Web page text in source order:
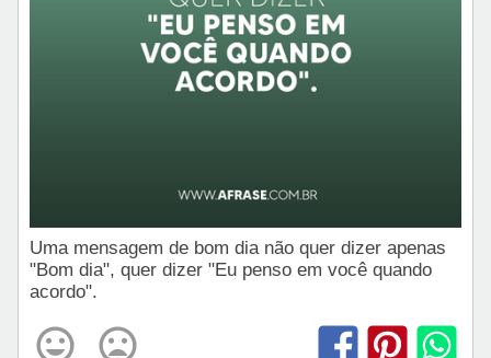
Uma mensagem de bom dia não quer dizer apenas
"Bom dia", quer dizer "Eu penso em você quando
acordo".